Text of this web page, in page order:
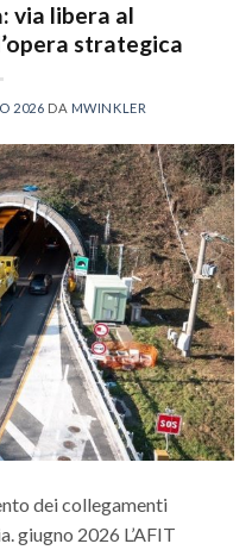
via libera al
strategica
2026 DA MWINKLER
dei collegamenti
giugno 2026 L’AFIT